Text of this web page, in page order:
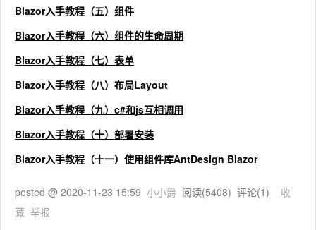
Blazor入手教程（五）组件
Blazor入手教程（六）组件的生命周期
Blazor入手教程（七）表单
Blazor入手教程（八）布局Layout
Blazor入手教程（九）c#和js互相调用
Blazor入手教程（十）部署安装
Blazor入手教程（十一）使用组件库AntDesign Blazor
posted @ 2020-11-23 15:59 小小爵 阅读(5408) 评论(1) 收
藏 举报